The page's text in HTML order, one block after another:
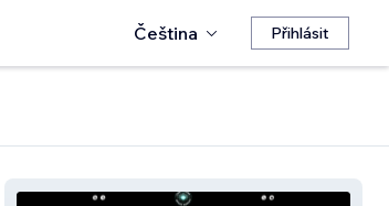
Čeština Přihlásit